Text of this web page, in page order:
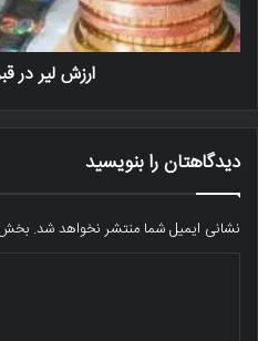
ارزش لیر در
دیدگاهتان را بنویسید
نشانی ایمیل شما منتشر نخواهد شد.